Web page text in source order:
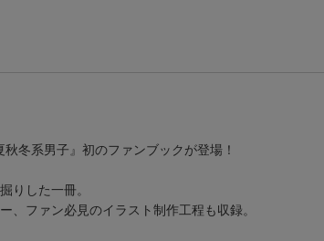
冬系男子』初のファンブックが登場！
りした一冊。
、ファン必見のイラスト制作工程も収録。